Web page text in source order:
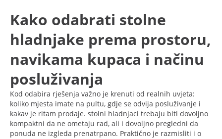
Kako odabrati stolne
hladnjake prema prostoru,
navikama kupaca i načinu
posluživanja
Kod odabira rješenja važno je krenuti od realnih uvjeta:
koliko mjesta imate na pultu, gdje se odvija posluživanje i
kakav je ritam prodaje. stolni hladnjaci trebaju biti dovoljno
kompaktni da ne ometaju rad, ali i dovoljno pregledni da
ponuda ne izgleda prenatrpano. Praktično je razmisliti i o